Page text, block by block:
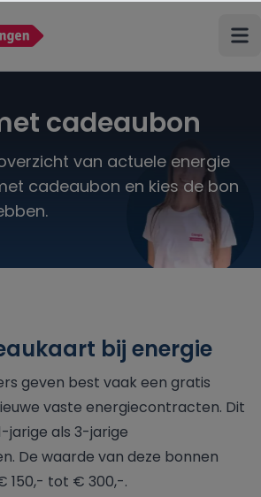
cadeaubon
van actuele energie
cadeaubon en kies de bon
bij energie
geven best vaak een gratis
vaste energiecontracten. Dit
jarige als 3-jarige
De waarde van deze bonnen
150,- tot € 300,-.